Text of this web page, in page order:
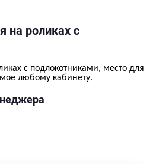
на роликах с
с подлокотниками, место для
любому кабинету.